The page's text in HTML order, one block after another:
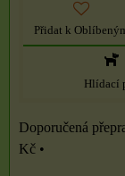
Přidat k
Hlídací
Kč •